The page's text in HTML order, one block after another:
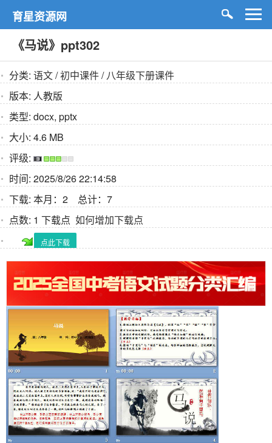
育星资源网
《马说》ppt302
分类: 语文/初中课件/八年级下册课件
版本: 人教版
类型: docx, pptx
大小: 4.6 MB
评级:
时间: 2025/8/26 22:14:58
下载: 本月：2 总计：7
点数: 1 下载点 如何增加下载点
点此下载